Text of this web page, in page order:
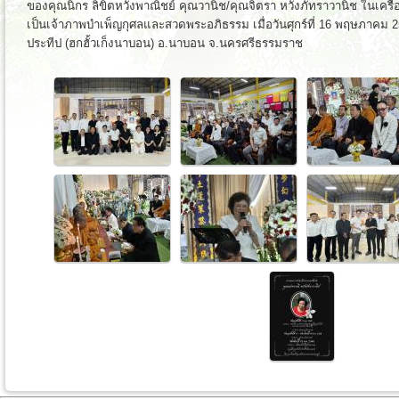
ของคุณนิกร ลิขิตหวังพาณิชย์ คุณวานิช/คุณจิตรา หวังภัทราวานิช ในเครื
เป็นเจ้าภาพบำเพ็ญกุศลและสวดพระอภิธรรม เมื่อวันศุกร์ที่ 16 พฤษภาคม
ประทีป (ฮกฮั้วเก็งนาบอน) อ.นาบอน จ.นครศรีธรรมราช